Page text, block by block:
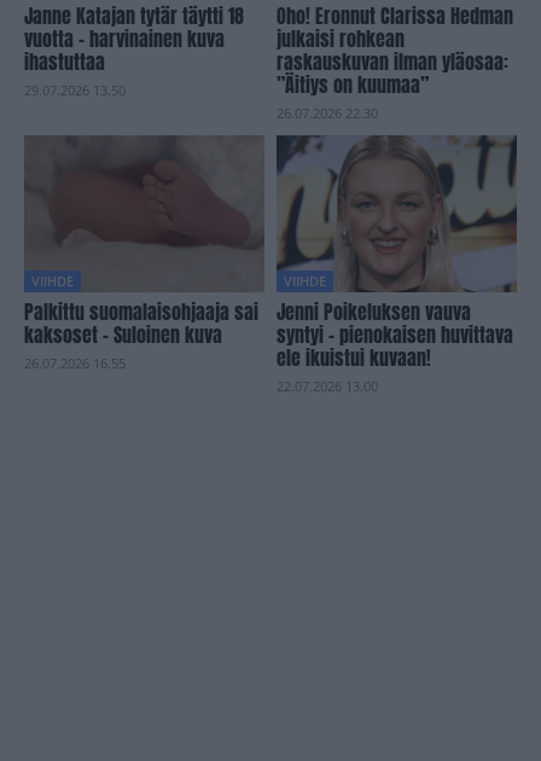
Janne Katajan tytär täytti 18
vuotta – harvinainen kuva
ihastuttaa
29.07.2026 13.50
Oho! Eronnut Clarissa Hedman
julkaisi rohkean
raskauskuvan ilman yläosaa:
”Äitiys on kuumaa”
26.07.2026 22.30
VIIHDE
Palkittu suomalaisohjaaja sai
kaksoset – Suloinen kuva
26.07.2026 16.55
VIIHDE
Jenni Poikeluksen vauva
syntyi – pienokaisen huvittava
ele ikuistui kuvaan!
22.07.2026 13.00